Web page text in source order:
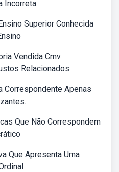
Incorreta
Superior Conhecida
Vendida Cmv
Relacionados
Correspondente Apenas
Que Não Correspondem
Que Apresenta Uma